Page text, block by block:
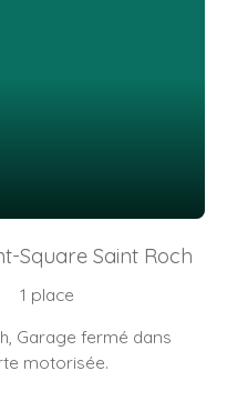
Square Saint Roch
1 place
Garage fermé dans
motorisée.